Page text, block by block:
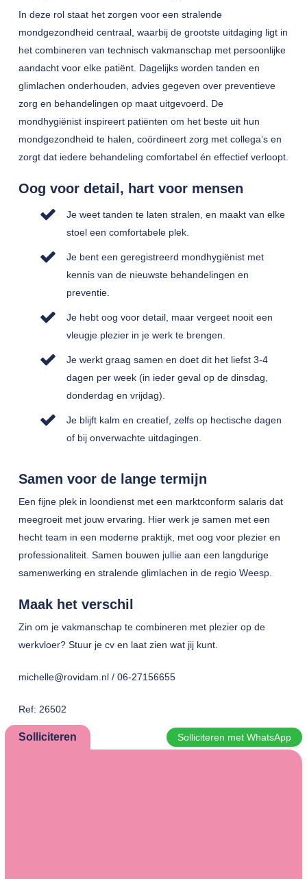
In deze rol staat het zorgen voor een stralende
mondgezondheid centraal, waarbij de grootste uitdaging ligt in
het combineren van technisch vakmanschap met persoonlijke
aandacht voor elke patiënt. Dagelijks worden tanden en
glimlachen onderhouden, advies gegeven over preventieve
zorg en behandelingen op maat uitgevoerd. De
mondhygiënist inspireert patiënten om het beste uit hun
mondgezondheid te halen, coördineert zorg met collega’s en
zorgt dat iedere behandeling comfortabel én effectief verloopt.
Oog voor detail, hart voor mensen
Je weet tanden te laten stralen, en maakt van elke
stoel een comfortabele plek.
Je bent een geregistreerd mondhygiënist met
kennis van de nieuwste behandelingen en
preventie.
Je hebt oog voor detail, maar vergeet nooit een
vleugje plezier in je werk te brengen.
Je werkt graag samen en doet dit het liefst 3-4
dagen per week (in ieder geval op de dinsdag,
donderdag en vrijdag).
Je blijft kalm en creatief, zelfs op hectische dagen
of bij onverwachte uitdagingen.
Samen voor de lange termijn
Een fijne plek in loondienst met een marktconform salaris dat
meegroeit met jouw ervaring. Hier werk je samen met een
hecht team in een moderne praktijk, met oog voor plezier en
professionaliteit. Samen bouwen jullie aan een langdurige
samenwerking en stralende glimlachen in de regio Weesp.
Maak het verschil
Zin om je vakmanschap te combineren met plezier op de
werkvloer? Stuur je cv en laat zien wat jij kunt.
michelle@rovidam.nl / 06-27156655
Ref: 26502
Solliciteren Solliciteren met WhatsApp